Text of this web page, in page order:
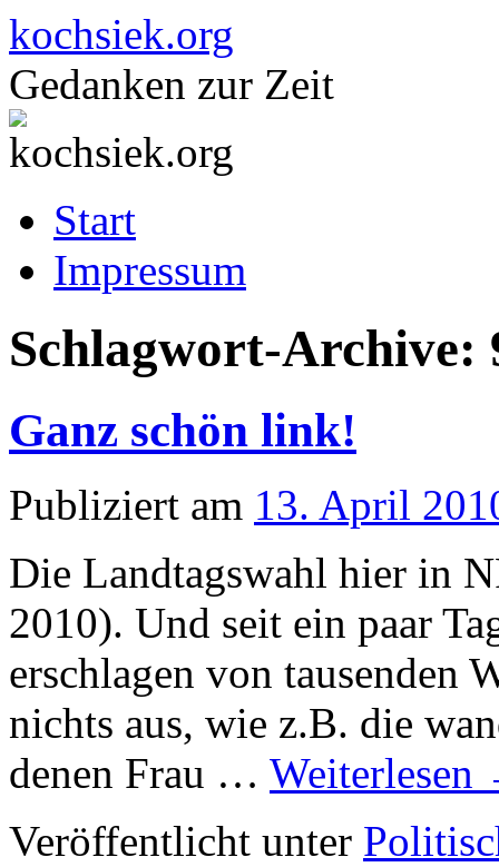
kochsiek.org
Gedanken zur Zeit
Inhalt
springenStart
Impressum
Schlagwort-Archive:
Ganz schön link!
Publiziert am 13. April
Die Landtagswahl hier in
2010). Und seit ein paar
erschlagen von tausenden
nichts aus, wie z.B. die
denen Frau … Weiterlesen
Veröffentlicht unter